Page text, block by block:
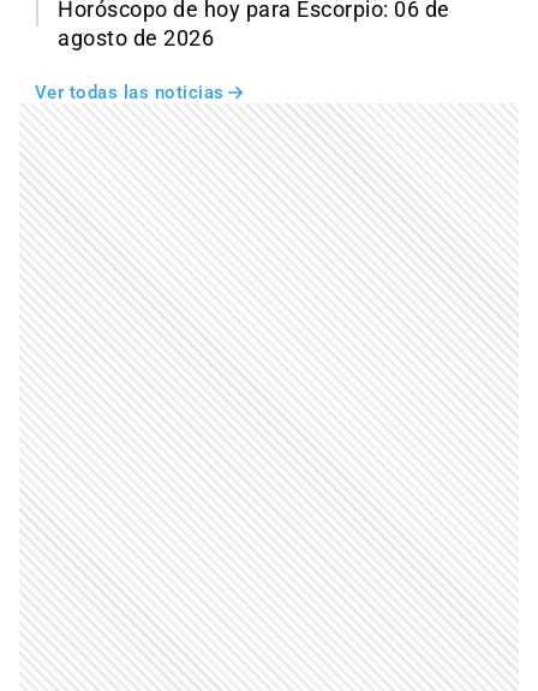
Horóscopo de hoy para Escorpio: 06 de
agosto de 2026
Ver todas las noticias